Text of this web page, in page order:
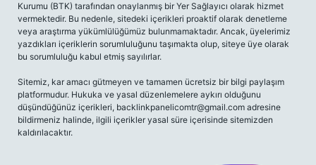
Kurumu (BTK) tarafından onaylanmış bir Yer Sağlayıcı olarak hizmet
vermektedir. Bu nedenle, sitedeki içerikleri proaktif olarak denetleme
veya araştırma yükümlülüğümüz bulunmamaktadır. Ancak, üyelerimiz
yazdıkları içeriklerin sorumluluğunu taşımakta olup, siteye üye olarak
bu sorumluluğu kabul etmiş sayılırlar.
Sitemiz, kar amacı gütmeyen ve tamamen ücretsiz bir bilgi paylaşım
platformudur. Hukuka ve yasal düzenlemelere aykırı olduğunu
düşündüğünüz içerikleri, backlinkpanelicomtr@gmail.com adresine
bildirmeniz halinde, ilgili içerikler yasal süre içerisinde sitemizden
kaldırılacaktır.